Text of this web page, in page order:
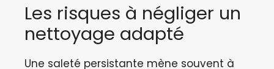
Les risques à négliger un
nettoyage adapté
Une saleté persistante mène souvent à